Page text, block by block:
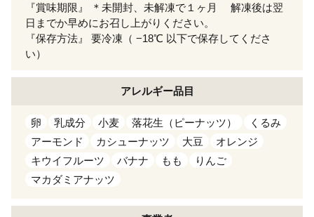
『賞味期限』 ＊未開封、未解凍で１ヶ月 解凍後は翌
日までか早めにお召し上がりください。
『保存方法』 要冷凍（ −18℃ 以下で保存してくださ
い）
アレルギー品目
卵 乳成分 小麦 落花生（ピーナッツ）
くるみ
アーモンド
カシューナッツ 大豆
オレンジ
キウイフルーツ
バナナ もも
りんご
マカダミアナッツ